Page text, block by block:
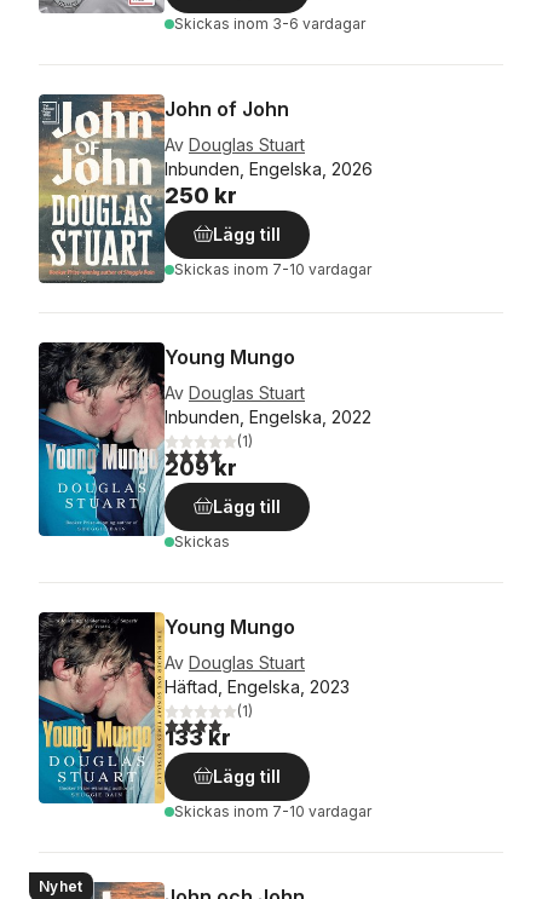
Skickas inom 3-6 vardagar
John of John
Av Douglas Stuart
Inbunden, Engelska, 2026
250 kr
Lägg till
Skickas inom 7-10 vardagar
Young Mungo
Av Douglas Stuart
Inbunden, Engelska, 2022
4,0utav 5 stjärnor. Totalt antal röster:
(1)
209 kr
Lägg till
Skickas
Young Mungo
Av Douglas Stuart
Häftad, Engelska, 2023
4,0utav 5 stjärnor. Totalt antal röster:
(1)
133 kr
Lägg till
Skickas inom 7-10 vardagar
Nyhet